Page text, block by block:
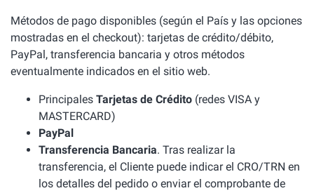
Métodos de pago disponibles (según el País y las opciones
mostradas en el checkout): tarjetas de crédito/débito,
PayPal, transferencia bancaria y otros métodos
eventualmente indicados en el sitio web.
Principales Tarjetas de Crédito (redes VISA y
MASTERCARD)
PayPal
Transferencia Bancaria. Tras realizar la
transferencia, el Cliente puede indicar el CRO/TRN en
los detalles del pedido o enviar el comprobante de